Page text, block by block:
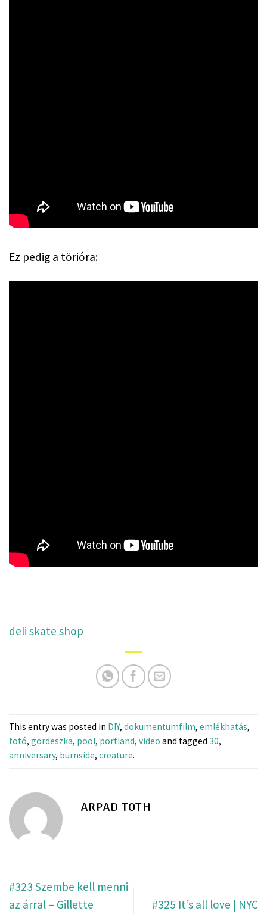
Ez pedig a törióra:
deli skate shop
This entry was posted in DIY, dokumentumfilm, emlékhatás,
fotó, gördeszka, pool, portland, video and tagged 30,
anniversary, burnside, creature.
ARPAD TOTH
#323 Szembe kell menni
az árral – Gillette
#325 It’s all love | NYC